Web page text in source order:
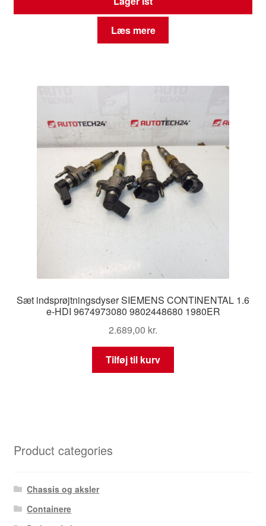
Læs mere
Sæt indsprøjtningsdyser SIEMENS CONTINENTAL 1.6
e-HDI 9674973080 9802448680 1980ER
2.689,00 kr.
Tilføj til kurv
Product categories
Chassis og aksler
Containere